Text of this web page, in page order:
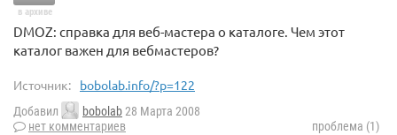
в архиве
DMOZ: справка для веб-мастера о каталоге. Чем этот
каталог важен для вебмастеров?
Источник: bobolab.info/?p=122
Добавил bobolab28 Марта 2008
нет комментариев
проблема (1)